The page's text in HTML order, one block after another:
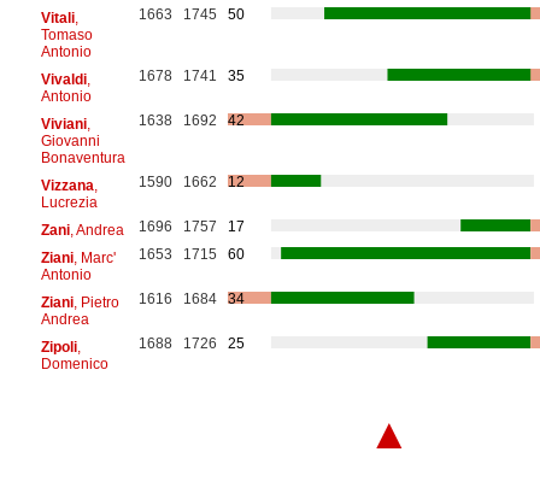
Vitali,
Tomaso
Antonio
1663 1745 50
Vivaldi,
Antonio
1678 1741 35
Viviani,
Giovanni
Bonaventura
1638 1692 42
Vizzana
Lucrezia
1590 1662 12
Zani, Andrea 1696 1757
17
Ziani, Marc'
Antonio
1653 1715 60
Ziani, Pietro
Andrea
1616 1684 34
Zipoli,
Domenico
1688 1726 25
▲